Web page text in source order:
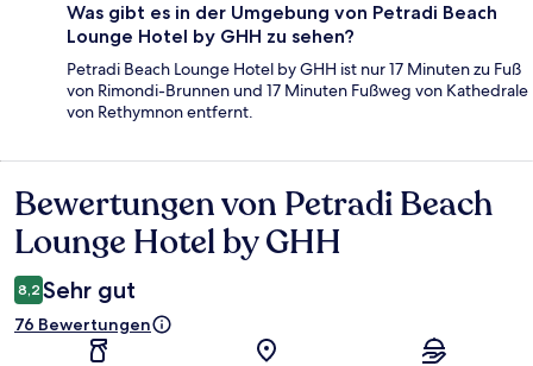
Was gibt es in der Umgebung von Petradi Beach
Lounge Hotel by GHH zu sehen?
Petradi Beach Lounge Hotel by GHH ist nur 17 Minuten zu Fuß
von Rimondi-Brunnen und 17 Minuten Fußweg von Kathedrale
von Rethymnon entfernt.
Bewertungen
Bewertungen von Petradi Beach
Lounge Hotel by GHH
8,2 Sehr gut
76 Bewertungen